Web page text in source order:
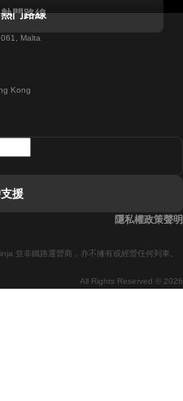
韦的列車
里的列車
門路線
Malta
Kong
All Rights Reserved © 2026
並非鐵路運營商，亦不擁有或經營任何列車。
援
隱私權政策聲明